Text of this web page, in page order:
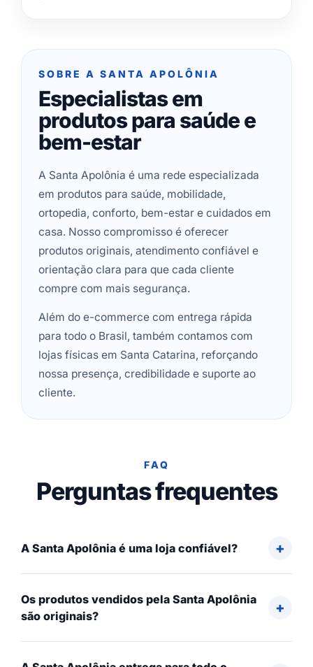
SOBRE A SANTA APOLÔNIA
Especialistas em
produtos para saúde e
bem-estar
A Santa Apolônia é uma rede especializada
em produtos para saúde, mobilidade,
ortopedia, conforto, bem-estar e cuidados em
casa. Nosso compromisso é oferecer
produtos originais, atendimento confiável e
orientação clara para que cada cliente
compre com mais segurança.
Além do e-commerce com entrega rápida
para todo o Brasil, também contamos com
lojas físicas em Santa Catarina, reforçando
nossa presença, credibilidade e suporte ao
cliente.
FAQ
Perguntas frequentes
A Santa Apolônia é uma loja confiável?
Os produtos vendidos pela Santa Apolônia
são originais?